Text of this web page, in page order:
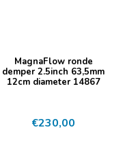
MagnaFlow ronde
demper 2.5inch 63,5mm
12cm diameter 14867
€230,00